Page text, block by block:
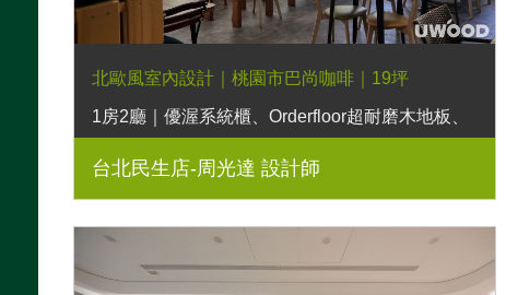
北歐風室內設計｜桃園市巴尚咖啡｜19坪
1房2廳｜優渥系統櫃、Orderfloor超耐磨木地板、
Poti波緹三人座沙發、Poti一字型沙發、柚木色恬
靜大茶几、經典多功能邊几、胡桃木色王子高腳
椅、小王子餐椅、湖濱長凳、湖濱三抽電視櫃、軌
台北民生店-周光達 設計師